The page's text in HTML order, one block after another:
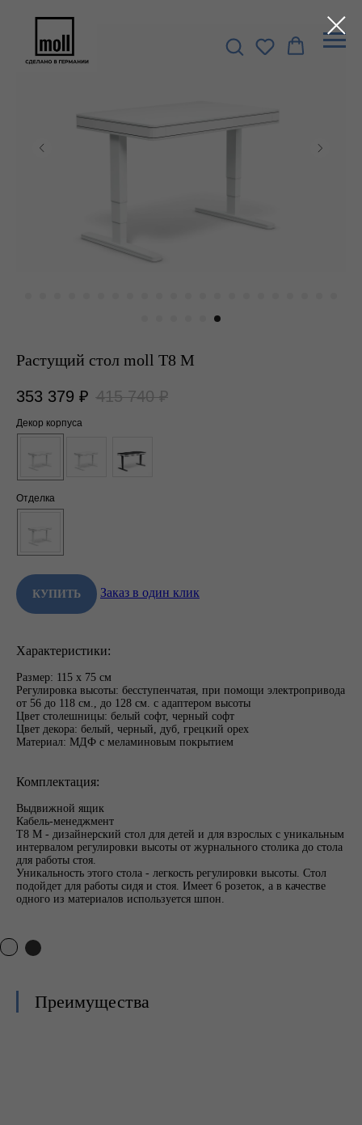
Растущий стол moll T8 M
353 379 ₽ 415 740 ₽
Декор корпуса
Отделка
КУПИТЬ Заказ в один клик
Характеристики:
Размер: 115 х 75 см
Регулировка высоты: бесступенчатая, при помощи электропривода
от 56 до 118 см., до 128 см. с адаптером высоты
Цвет столешницы: белый софт, черный софт
Цвет декора: белый, черный, дуб, грецкий орех
Материал: МДФ с меламиновым покрытием
Комплектация:
Выдвижной ящик
Кабель-менеджмент
T8 M - дизайнерский стол для детей и для взрослых с уникальным
интервалом регулировки высоты от журнального столика до стола
для работы стоя.
Уникальность этого стола - легкость регулировки высоты. Стол
подойдет для работы сидя и стоя. Имеет 6 розеток, а в качестве
одного из материалов используется шпон.
Преимущества